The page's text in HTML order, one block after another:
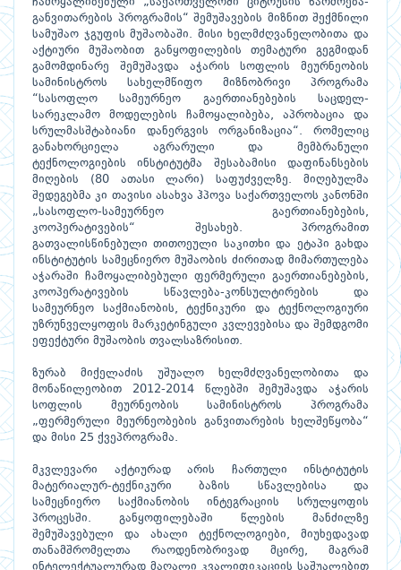
ჩამოყალიბებული „საქართველოში ციტრუსის წარმოება-
განვითარების პროგრამის“ შემუშავების მიზნით შექმნილი
სამუშაო ჯგუფის მუშაობაში. მისი ხელმძღვანელობითა და
აქტიური მუშაობით განყოფილების თემატური გეგმიდან
გამომდინარე შემუშავდა აჭარის სოფლის მეურნეობის
სამინისტროს სახელმწიფო მიზნობრივი პროგრამა
“სასოფლო სამეურნეო გაერთიანებების საცდელ-
სარეკლამო მოდელების ჩამოყალიბება, აპრობაცია და
სრულმასშტაბიანი დანერგვის ორგანიზაცია“. რომელიც
განახორციელა აგრარული და მემბრანული
ტექნოლოგიების ინსტიტუტმა შესაბამისი დაფინანსების
მიღების (80 ათასი ლარი) საფუძველზე. მიღებულმა
შედეგებმა კი თავისი ასახვა ჰპოვა საქართველოს კანონში
„სასოფლო-სამეურნეო გაერთიანებების,
კოოპერატივების“ შესახებ. პროგრამით
გათვალისწინებული თითოეული საკითხი და ეტაპი გახდა
ინსტიტუტის სამეცნიერო მუშაობის ძირითად მიმართულება
აჭარაში ჩამოყალიბებული ფერმერული გაერთიანებების,
კოოპერატივების სწავლება-კონსულტირების და
სამეურნეო საქმიანობის, ტექნიკური და ტექნოლოგიური
უზრუნველყოფის მარკეტინგული კვლევებისა და შემდგომი
ეფექტური მუშაობის თვალსაზრისით.
ზურაბ მიქელაძის უშუალო ხელმძღვანელობითა და
მონაწილეობით 2012-2014 წლებში შემუშავდა აჭარის
სოფლის მეურნეობის სამინისტროს პროგრამა
„ფერმერული მეურნეობების განვითარების ხელშეწყობა“
და მისი 25 ქვეპროგრამა.
მკვლევარი აქტიურად არის ჩართული ინსტიტუტის
მატერიალურ-ტექნიკური ბაზის სწავლებისა და
სამეცნიერო საქმიანობის ინტეგრაციის სრულყოფის
პროცესში. განყოფილებაში წლების მანძილზე
შემუშავებული და ახალი ტექნოლოგიები, მიუხედავად
თანამშრომელთა რაოდენობრივად მცირე, მაგრამ
ინტელექტუალურად მაღალი კვალიფიკაციის საშუალებით